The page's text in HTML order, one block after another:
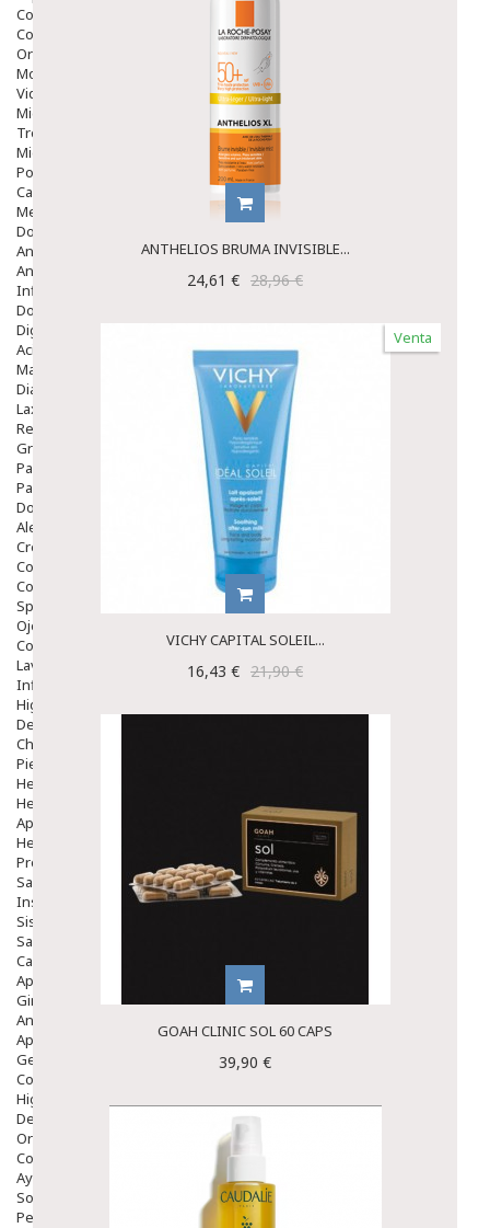
Colirios
Complementos Alimentarios.
Ortopedia - Accesorios
Movilidad
Vida Diaria
Miembro Superior
Tronco
Miembro Inferior
Podología
Calzado
Medicamentos
Dolor E Inflamación
Analgésicos
Anestésicos
Inflamación Articulaciones
Dolor Muscular / Articular
Digestivo
Acidez, Gases Y Ardores
Mala Digestion
Diarrea / Estreñimiento / Vómitos
Laxantes
Resfriados
Gripe Y Resfriados
Para La Tos
Para Descongestionar La Nariz
Dolor De Garganta
Alergias Y Picaduras
Cremas
Comprimidos
Colirios
Sprays
Ojos Y Oidos
Congestión
Lavado Ojos
Inflamación Del Oido (otitis)
Higiene Oido
Deshabituación Tabaquismo
Chicles
Piel
Herpes Y Hongos
Heridas Y úlceras
Aparato Genital
Hemorroides
Protectores Y Emolientes
Salud
Insomnio
Sistema Nervioso
Salud Bucodental
Capilar
Apósitos
Ginecología
Anticonceptivos
Aparato Genital
Gente Mayor
Cosmética
Higiene
Dentales
Ortopedia
Complementos Nutricionales.
Ayudas
Solares
Pedido express
ANTHELIOS BRUMA INVISIBLE...
24,61 € 28,96 €
Venta
VICHY CAPITAL SOLEIL...
16,43 € 21,90 €
GOAH CLINIC SOL 60 CAPS
39,90 €